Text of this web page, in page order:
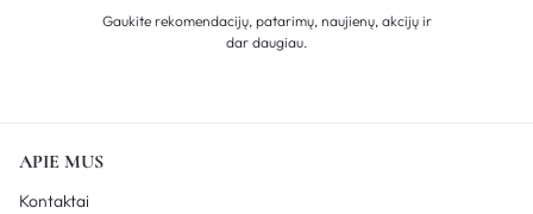
Gaukite rekomendacijų, patarimų, naujienų, akcijų ir
dar daugiau.
APIE MUS
Kontaktai